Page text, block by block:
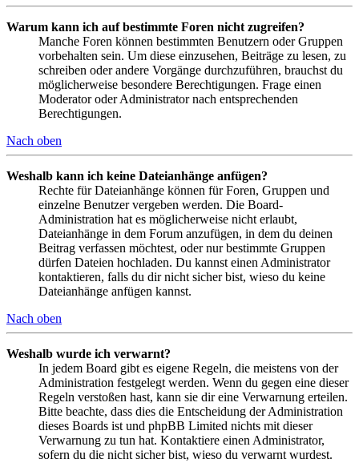
Warum kann ich auf bestimmte Foren nicht zugreifen?
Manche Foren können bestimmten Benutzern oder Gruppen
vorbehalten sein. Um diese einzusehen, Beiträge zu lesen, zu
schreiben oder andere Vorgänge durchzuführen, brauchst du
möglicherweise besondere Berechtigungen. Frage einen
Moderator oder Administrator nach entsprechenden
Berechtigungen.
Nach oben
Weshalb kann ich keine Dateianhänge anfügen?
Rechte für Dateianhänge können für Foren, Gruppen und
einzelne Benutzer vergeben werden. Die Board-
Administration hat es möglicherweise nicht erlaubt,
Dateianhänge in dem Forum anzufügen, in dem du deinen
Beitrag verfassen möchtest, oder nur bestimmte Gruppen
dürfen Dateien hochladen. Du kannst einen Administrator
kontaktieren, falls du dir nicht sicher bist, wieso du keine
Dateianhänge anfügen kannst.
Nach oben
Weshalb wurde ich verwarnt?
In jedem Board gibt es eigene Regeln, die meistens von der
Administration festgelegt werden. Wenn du gegen eine dieser
Regeln verstoßen hast, kann sie dir eine Verwarnung erteilen.
Bitte beachte, dass dies die Entscheidung der Administration
dieses Boards ist und phpBB Limited nichts mit dieser
Verwarnung zu tun hat. Kontaktiere einen Administrator,
sofern du die nicht sicher bist, wieso du verwarnt wurdest.